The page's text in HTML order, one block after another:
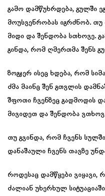
გამო დამწუხრდება, გულში
მოუსვენრობას იგრძნობ.
მიდი და შენდობა სთხოვე.
გინდა, რომ ღმერთმა შენს
ზოგჯერ ისეც ხდება, რომ
ძმა მაინც შენ გთვლის
შფოთი ჩვენზეც გადმოდის
მივიდეთ და შენდობა
თუ გვინდა, რომ ჩვენს
დანაშაული ჩვენს თავზე
როდესაც დამწყები ვიყავი,
ძალიან უხერხულ